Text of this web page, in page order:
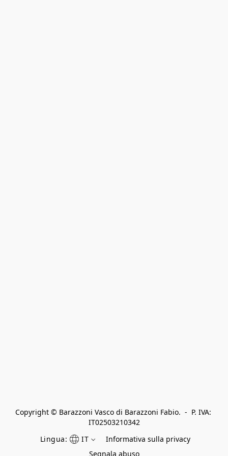
Copyright © Barazzoni Vasco di Barazzoni Fabio.  -  P. IVA:
IT02503210342
Lingua:
IT
Informativa sulla privacy
Segnala abuso